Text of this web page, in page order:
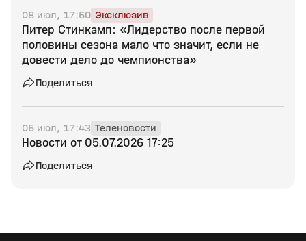
08 июл, 17:50 Эксклюзив
Питер Стинкамп: «Лидерство после первой
половины сезона мало что значит, если не
довести дело до чемпионства»
Поделиться
05 июл, 17:43 Теленовости
Новости от 05.07.2026 17:25
Поделиться